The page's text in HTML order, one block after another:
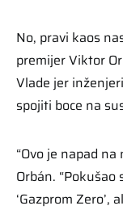
No, pravi kaos
premijer Viktor
Vlade jer
spojiti boce na
“Ovo je napad
Orbán.
‘Gazprom Zero’,